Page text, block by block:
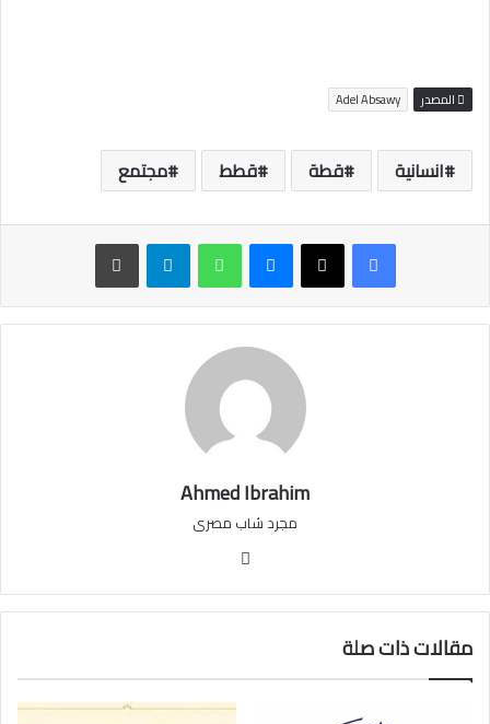
المصدر Adel Absawy
انسانية قطة قطط مجتمع
ماسنجر واتساب تيلقرام
Ahmed Ibrahim
مجرد شاب مصرى
مقالات ذات صلة